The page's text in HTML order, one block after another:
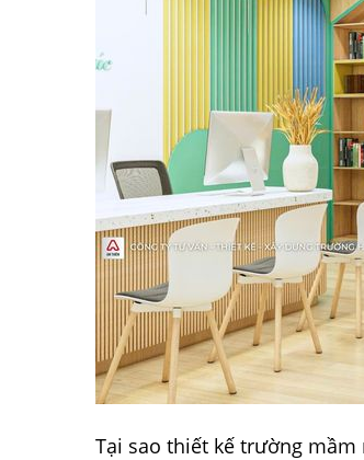
Tại sao thiết kế trường